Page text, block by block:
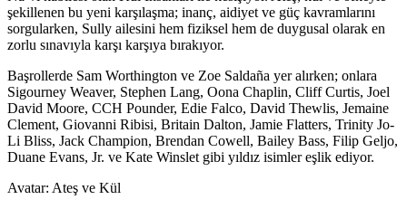
şekillenen bu yeni karşılaşma; inanç, aidiyet ve güç kavramlarını
sorgularken, Sully ailesini hem fiziksel hem de duygusal olarak en
zorlu sınavıyla karşı karşıya bırakıyor.
Başrollerde Sam Worthington ve Zoe Saldaña yer alırken; onlara
Sigourney Weaver, Stephen Lang, Oona Chaplin, Cliff Curtis, Joel
David Moore, CCH Pounder, Edie Falco, David Thewlis, Jemaine
Clement, Giovanni Ribisi, Britain Dalton, Jamie Flatters, Trinity Jo-
Li Bliss, Jack Champion, Brendan Cowell, Bailey Bass, Filip Geljo,
Duane Evans, Jr. ve Kate Winslet gibi yıldız isimler eşlik ediyor.
Avatar: Ateş ve Kül